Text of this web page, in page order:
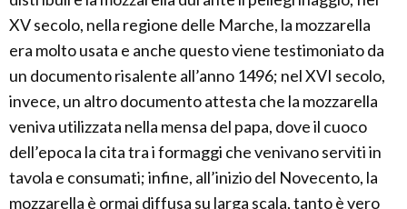
XV secolo, nella regione delle Marche, la mozzarella
era molto usata e anche questo viene testimoniato da
un documento risalente all’anno 1496; nel XVI secolo,
invece, un altro documento attesta che la mozzarella
veniva utilizzata nella mensa del papa, dove il cuoco
dell’epoca la cita tra i formaggi che venivano serviti in
tavola e consumati; infine, all’inizio del Novecento, la
mozzarella è ormai diffusa su larga scala, tanto è vero